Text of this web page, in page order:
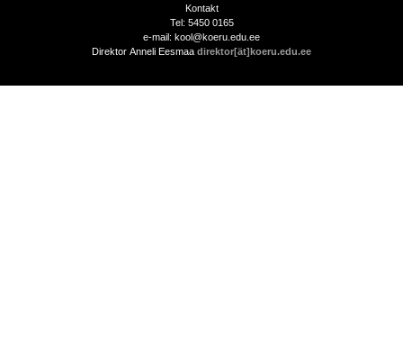
Kontakt
Tel: 5450 0165
e-mail: kool@koeru.edu.ee
Direktor Anneli Eesmaa direktor[ät]koeru.edu.ee